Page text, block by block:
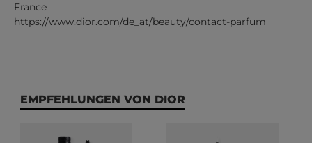
France
https://www.dior.com/de_at/beauty/contact-parfum
Produktgalerie überspringen
EMPFEHLUNGEN VON DIOR